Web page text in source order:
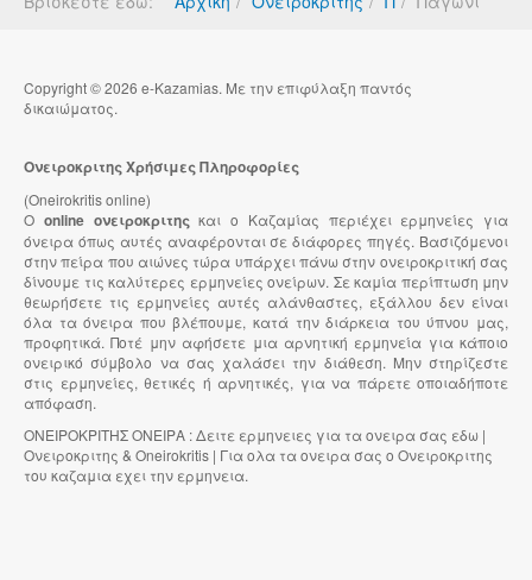
Copyright © 2026 e-Kazamias. Με την επιφύλαξη παντός
δικαιώματος.
Ονειροκριτης Χρήσιμες Πληροφορίες
(Oneirokritis online)
Ο online ονειροκριτηςκαι ο Καζαμίας περιέχει ερμηνείες για
όνειρα όπως αυτές αναφέρονται σε διάφορες πηγές. Βασιζόμενοι
στην πείρα που αιώνες τώρα υπάρχει πάνω στην ονειροκριτική σας
δίνουμε τις καλύτερες ερμηνείες ονείρων. Σε καμία περίπτωση μην
θεωρήσετε τις ερμηνείες αυτές αλάνθαστες, εξάλλου δεν είναι
όλα τα όνειρα που βλέπουμε, κατά την διάρκεια του ύπνου μας,
προφητικά. Ποτέ μην αφήσετε μια αρνητική ερμηνεία για κάποιο
ονειρικό σύμβολο να σας χαλάσει την διάθεση. Μην στηρίζεστε
στις ερμηνείες, θετικές ή αρνητικές, για να πάρετε οποιαδήποτε
απόφαση.
ΟΝΕΙΡΟΚΡΙΤΗΣ ΟΝΕΙΡΑ : Δειτε ερμηνειες για τα ονειρα σας εδω |
Ονειροκριτης & Oneirokritis | Για ολα τα ονειρα σας ο Ονειροκριτης
του καζαμια εχει την ερμηνεια.